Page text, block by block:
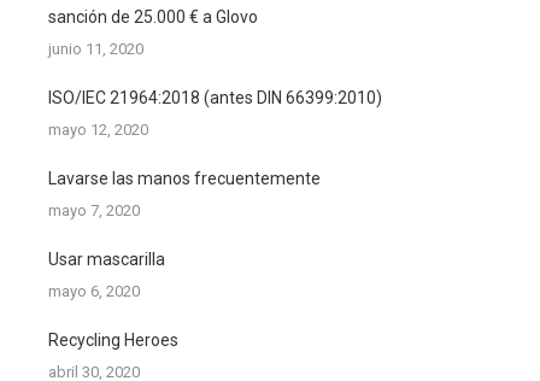
sanción de 25.000 € a Glovo
junio 11, 2020
ISO/IEC 21964:2018 (antes DIN 66399:2010)
mayo 12, 2020
Lavarse las manos frecuentemente
mayo 7, 2020
Usar mascarilla
mayo 6, 2020
Recycling Heroes
abril 30, 2020